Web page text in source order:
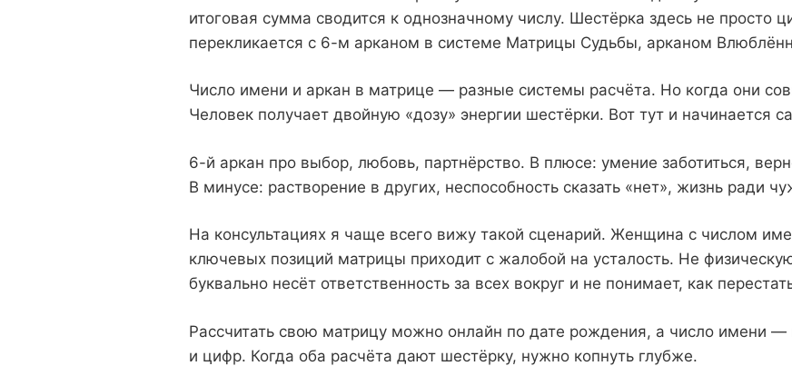
итоговая сумма сводится к однозначному числу. Шестёрка здесь не просто
перекликается с 6-м арканом в системе Матрицы Судьбы, арканом
Число имени и аркан в матрице — разные системы расчёта. Но когда они
Человек получает двойную «дозу» энергии шестёрки. Вот тут и начинается
6-й аркан про выбор, любовь, партнёрство. В плюсе: умение заботиться,
В минусе: растворение в других, неспособность сказать «нет», жизнь ради
На консультациях я чаще всего вижу такой сценарий. Женщина с числом
ключевых позиций матрицы приходит с жалобой на усталость. Не
буквально несёт ответственность за всех вокруг и не понимает, как
Рассчитать свою матрицу можно онлайн по дате рождения, а число имени —
и цифр. Когда оба расчёта дают шестёрку, нужно копнуть глубже.